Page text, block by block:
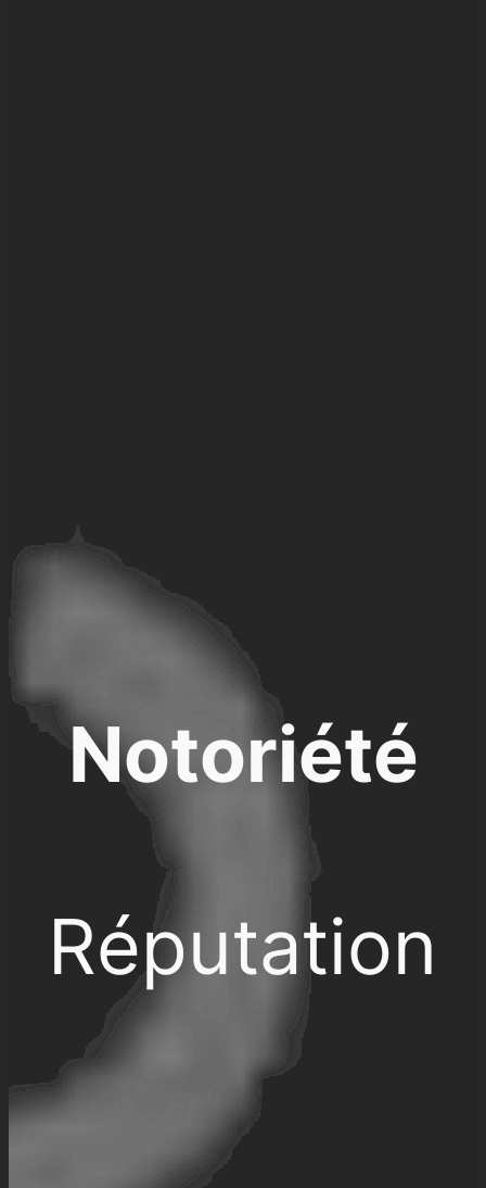
Notoriété
Réputation